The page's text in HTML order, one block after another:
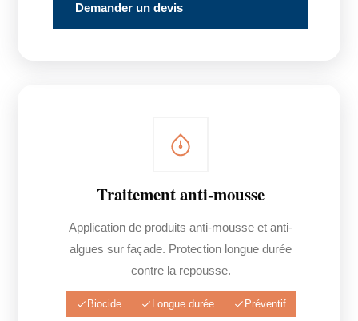
Demander un devis
Traitement anti-mousse
Application de produits anti-mousse et anti-
algues sur façade. Protection longue durée
contre la repousse.
Biocide Longue durée Préventif